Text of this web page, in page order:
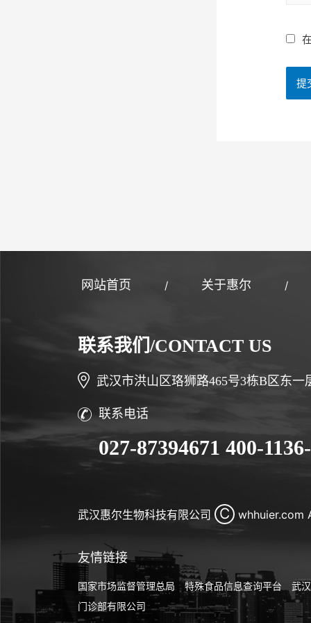
网站首页 / 关于惠尔 /
联系我们/CONTACT US
武汉市洪山区珞狮路465号3栋B区东一
联系电话
027-87394671 400-
武汉惠尔生物科技有限公司 C whhuier.com
友情链接
国家市场监督管理总局 特殊食品信息查询平台
武
门诊部有限公司